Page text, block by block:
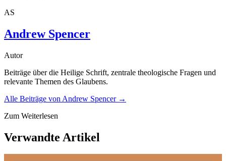
AS
Andrew Spencer
Autor
Beiträge über die Heilige Schrift, zentrale theologische Fragen und
relevante Themen des Glaubens.
Alle Beiträge von Andrew Spencer→
Zum Weiterlesen
Verwandte Artikel